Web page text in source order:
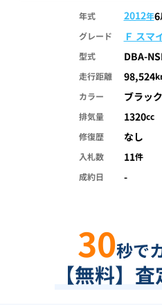
年式 2012年6
グレード
Ｆ スマ
型式 DBA-
走行距離 98,524
カラー
ブラック
排気量 1320cc
修復歴
なし
入札数 11件
成約日
-
30秒で
【無料】